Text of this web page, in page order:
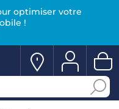
optimiser votre
!